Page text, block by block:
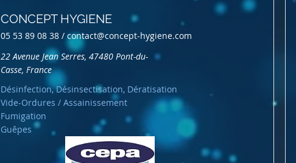
CONCEPT HYGIENE
05 53 89 08 38 /contact@concept-hygiene.com
22 Avenue Jean Serres, 47480 Pont-du-
Casse, France
Désinfection, Désinsectisation, Dératisation
Vide-Ordures / Assainissement
Fumigation
Guêpes